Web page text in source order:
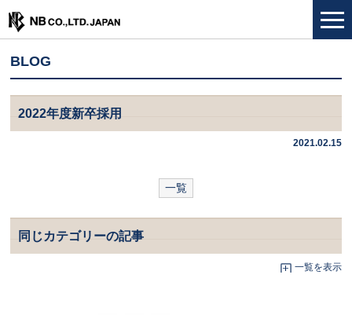
BLOG
2022年度新卒採用
2021.02.15
一覧
同じカテゴリーの記事
一覧を表示